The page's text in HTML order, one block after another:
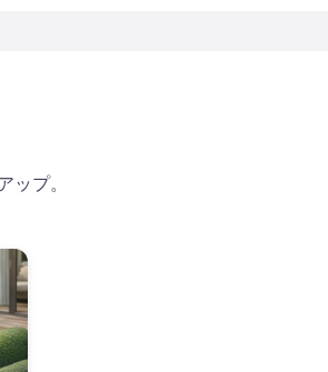
ップ。